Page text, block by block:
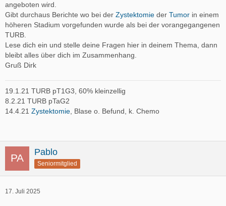
angeboten wird.
Gibt durchaus Berichte wo bei der Zystektomie der Tumor in einem
höheren Stadium vorgefunden wurde als bei der vorangegangenen
TURB.
Lese dich ein und stelle deine Fragen hier in deinem Thema, dann
bleibt alles über dich im Zusammenhang.
Gruß Dirk
19.1.21 TURB pT1G3, 60% kleinzellig
8.2.21 TURB pTaG2
14.4.21 Zystektomie , Blase o. Befund, k. Chemo
Pablo
Seniormitglied
17. Juli 2025